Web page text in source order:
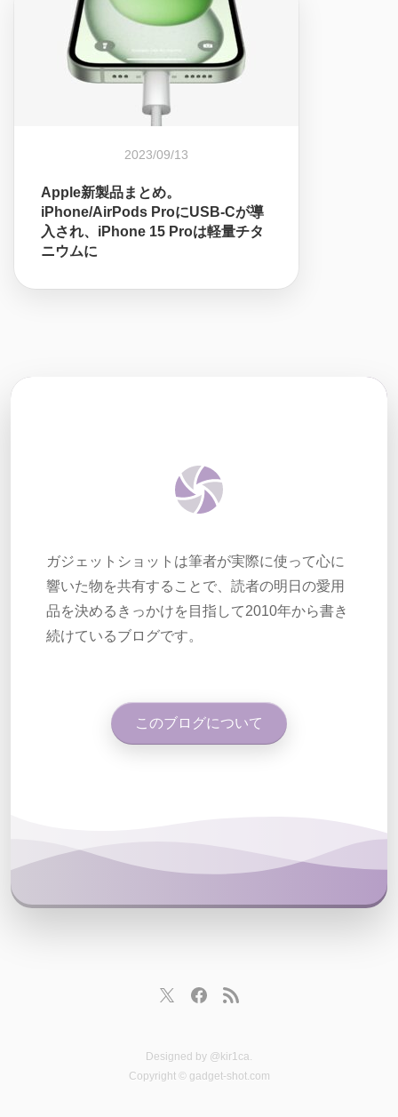
2023/09/13
Apple新製品まとめ。
iPhone/AirPods ProにUSB-Cが導
入され、iPhone 15 Proは軽量チタ
ニウムに
ガジェットショットは筆者が実際に使って心に
響いた物を共有することで、読者の明日の愛用
品を決めるきっかけを目指して2010年から書き
続けているブログです。
このブログについて
Designed by @kir1ca.
Copyright © gadget-shot.com